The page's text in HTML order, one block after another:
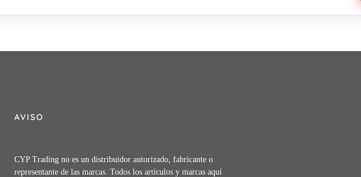
AVISO
CYP Trading no es un distribuidor autorizado, fabricante o
representante de las marcas. Todos los artículos y marcas aquí